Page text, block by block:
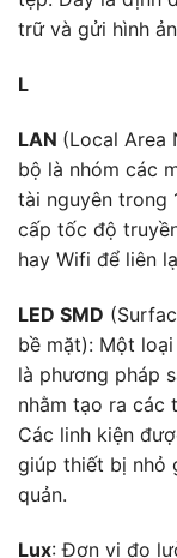
trữ và gửi hình
L
LAN (Local Area
bộ là nhóm các
tài nguyên trong
cấp tốc độ
hay Wifi để liên
LED SMD
bề mặt): Một
là phương pháp
nhằm tạo ra các
Các linh kiện
giúp thiết bị nhỏ
quản.
Lux: Đơn vị đo